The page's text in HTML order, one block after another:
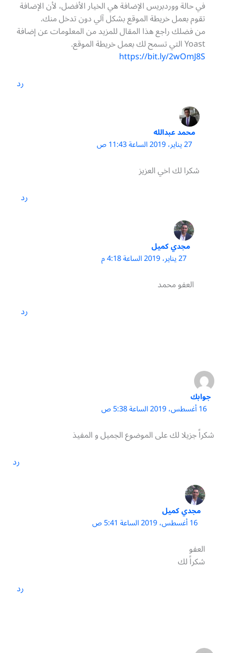
في حالة ووردبريس الإضافة هي الخيار الأفضل، لأن الإضافة
تقوم بعمل خريطة الموقع بشكل آلي دون تدخل منك.
من فضلك راجع هذا المقال للمزيد من المعلومات عن إضافة
Yoast التي تسمح لك بعمل خريطة الموقع.
https://bit.ly/2wOmJ8S
رد
محمد عبدالله
27 يناير، 2019 الساعة 11:43 ص
شكرا لك اخي العزيز
رد
مجدي كميل
27 يناير، 2019 الساعة 4:18 م
العفو محمد
رد
جوابك
16 أغسطس، 2019 الساعة 5:38 ص
شكراً جزيلا لك على الموضوع الجميل و المفيذ
رد
مجدي كميل
16 أغسطس، 2019 الساعة 5:41 ص
العفو
شكراً لك
رد